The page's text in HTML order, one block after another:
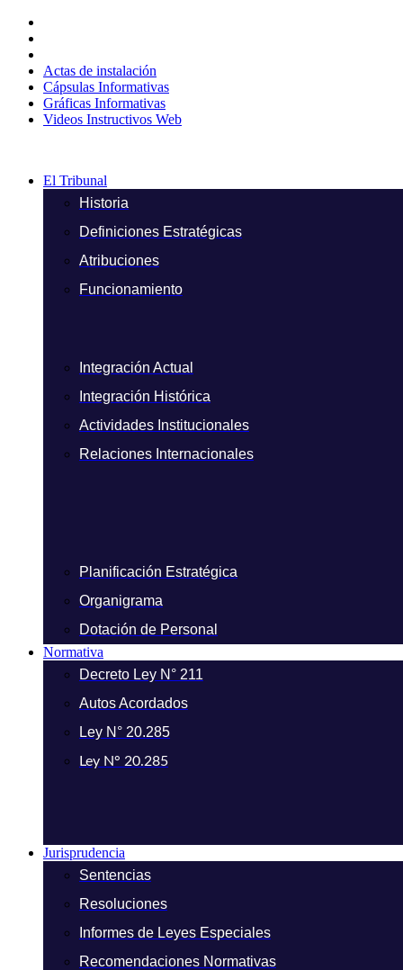
contenido
Actas de instalación
Cápsulas Informativas
Gráficas Informativas
Videos Instructivos Web
El Tribunal
Historia
Definiciones Estratégicas
Atribuciones
Funcionamiento
Integración Actual
Integración Histórica
Actividades Institucionales
Relaciones Internacionales
Planificación Estratégica
Organigrama
Dotación de Personal
Normativa
Decreto Ley N° 211
Autos Acordados
Ley N° 20.285
Ley N° 20.285
Jurisprudencia
Sentencias
Resoluciones
Informes de Leyes Especiales
Recomendaciones Normativas